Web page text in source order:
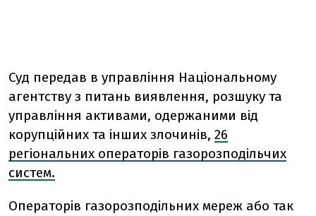
Суд передав в управління Національному
агентству з питань виявлення, розшуку та
управління активами, одержаними від
корупційних та інших злочинів, 26
регіональних операторів газорозподільчих
систем.
Операторів газорозподільних мереж або так